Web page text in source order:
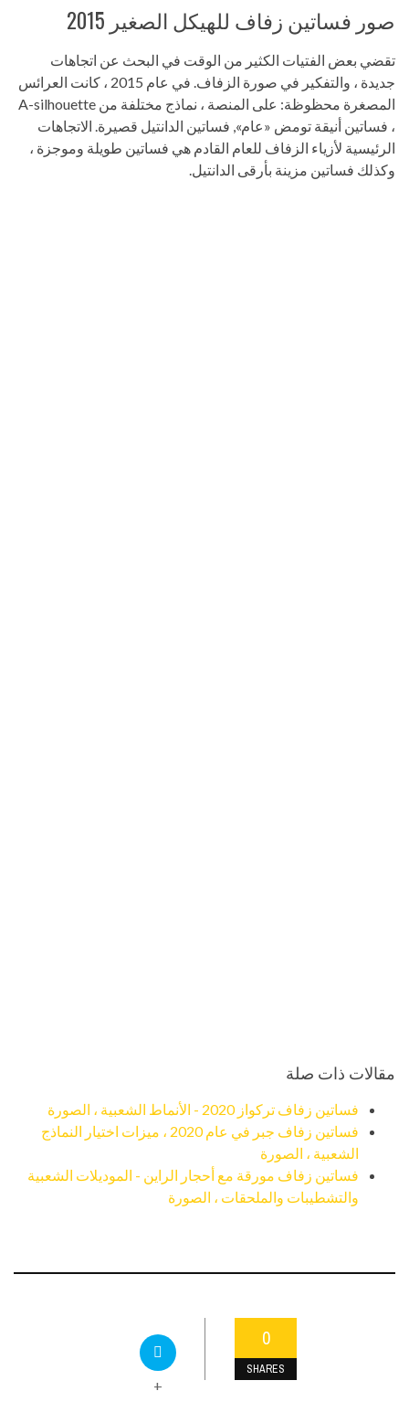
صور فساتين زفاف للهيكل الصغير 2015
تقضي بعض الفتيات الكثير من الوقت في البحث عن اتجاهات
جديدة ، والتفكير في صورة الزفاف. في عام 2015 ، كانت العرائس
المصغرة محظوظة: على المنصة ، نماذج مختلفة من A-silhouette
، فساتين أنيقة تومض «عام», فساتين الدانتيل قصيرة. الاتجاهات
الرئيسية لأزياء الزفاف للعام القادم هي فساتين طويلة وموجزة ،
وكذلك فساتين مزينة بأرقى الدانتيل.
مقالات ذات صلة
فساتين زفاف تركواز 2020 - الأنماط الشعبية ، الصورة
فساتين زفاف جبر في عام 2020 ، ميزات اختيار النماذج
الشعبية ، الصورة
فساتين زفاف مورقة مع أحجار الراين - الموديلات الشعبية
والتشطيبات والملحقات ، الصورة
0
SHARES
+